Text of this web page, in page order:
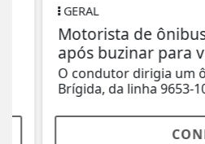
GERAL
Motorista de ônibus
após buzinar para
O condutor dirigia um
Brígida, da linha 9653-10,